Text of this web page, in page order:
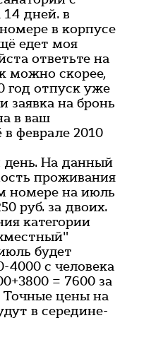
14 дней. в
в корпусе
едет моя
ответьте на
можно скорее,
год отпуск уже
заявка на бронь
в ваш
феврале 2010
На данный
проживания
номере на июль
руб. за двоих.
категории
будет
4000 с человека
= 7600 за
Точные цены на
в середине-